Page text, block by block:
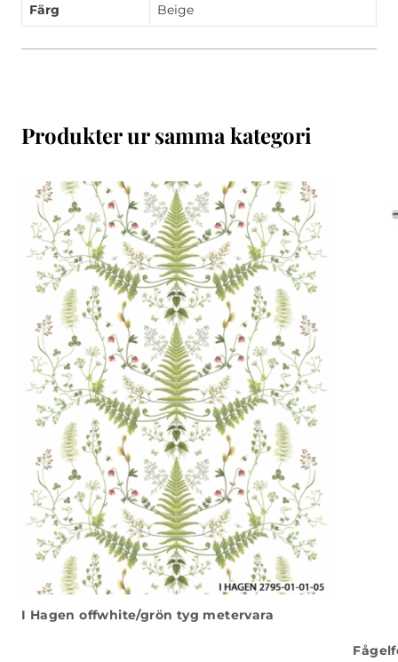
Färg Beige
Produkter ur samma kategori
I Hagen offwhite/grön tyg metervara